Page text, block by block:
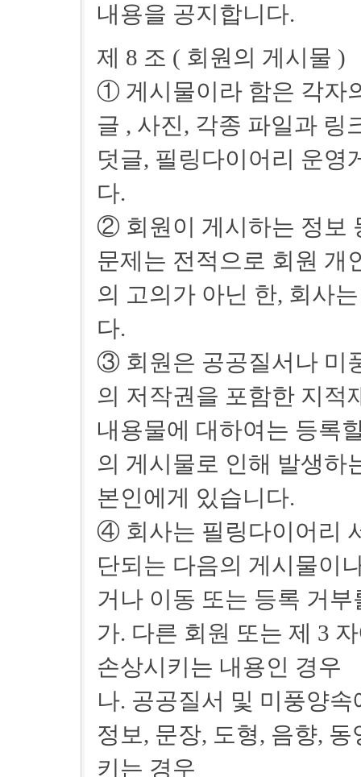
내용을 공지합니다.
제 8 조 ( 회원의 게시물 )
① 게시물이라 함은 각자
글 , 사진, 각종 파일과 링
덧글, 필링다이어리 운영
다.
② 회원이 게시하는 정보
문제는 전적으로 회원 개
의 고의가 아닌 한, 회사
다.
③ 회원은 공공질서나 미
의 저작권을 포함한 지적
내용물에 대하여는 등록
의 게시물로 인해 발생하
본인에게 있습니다.
④ 회사는 필링다이어리
단되는 다음의 게시물이
거나 이동 또는 등록 거
가. 다른 회원 또는 제 3
손상시키는 내용인 경우
나. 공공질서 및 미풍양
정보, 문장, 도형, 음향,
키는 경우